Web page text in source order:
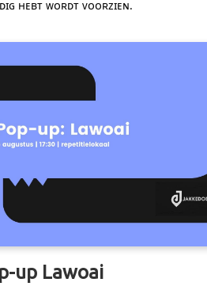
ʜᴇʙᴛ ᴡᴏʀᴅᴛ ᴠᴏᴏʀᴢɪᴇɴ.
up Lawoai